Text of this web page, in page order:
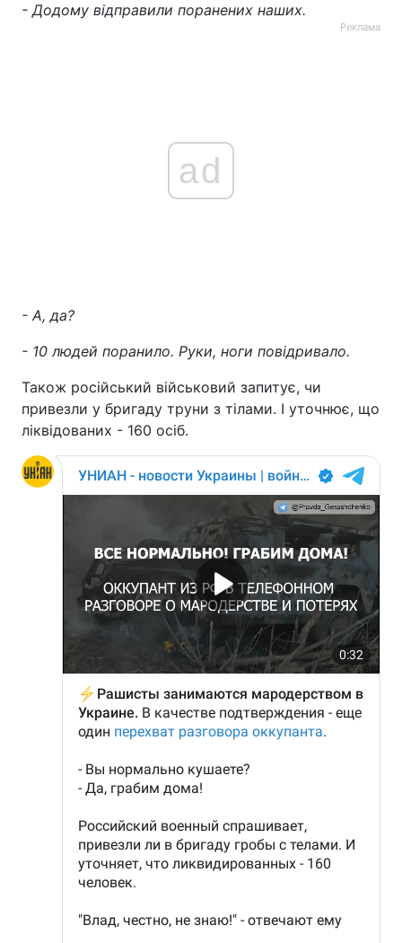
- Додому відправили поранених наших.
Реклама
ad
- А, да?
- 10 людей поранило. Руки, ноги повідривало.
Також російський військовий запитує, чи
привезли у бригаду труни з тілами. І уточнює, що
ліквідованих - 160 осіб.